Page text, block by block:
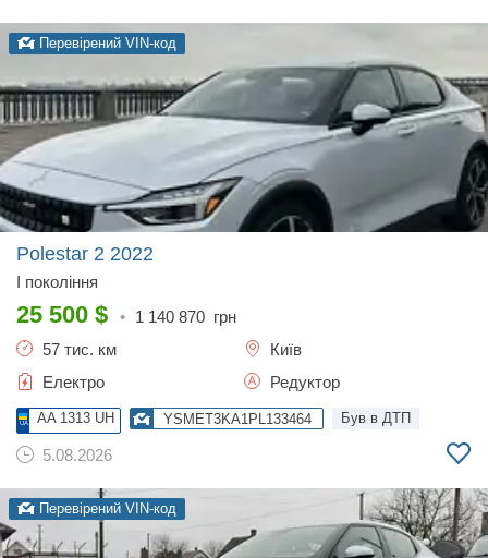
Перевірений VIN-код
Polestar 2 2022
I покоління
25 500 $ • 1 140 870 грн
57 тис. км
Київ
Електро
Редуктор
AA 1313 UH YSMET3KA1PL133464 Був в ДТП
5.08.2026
Перевірений VIN-код